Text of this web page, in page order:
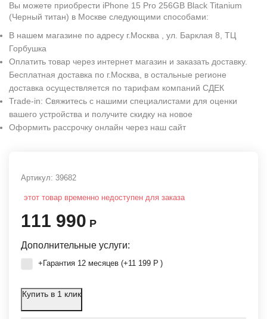
Вы можете приобрести iPhone 15 Pro 256GB Black Titanium
(Черный титан) в Москве следующими способами:
В нашем магазине по адресу г.Москва , ул. Барклая 8, ТЦ
Горбушка
Оплатить товар через интернет магазин и заказать доставку.
Бесплатная доставка по г.Москва, в остальные регионе
доставка осуществляется по тарифам компаний СДЕК
Trade-in: Свяжитесь с нашими специалистами для оценки
вашего устройства и получите скидку на новое
Оформить рассрочку онлайн через наш сайт
Артикул: 39682
этот товар временно недоступен для заказа
111 990 Р
Дополнительные услуги:
+Гарантия 12 месяцев (+11 199 Р )
Купить в 1 клик